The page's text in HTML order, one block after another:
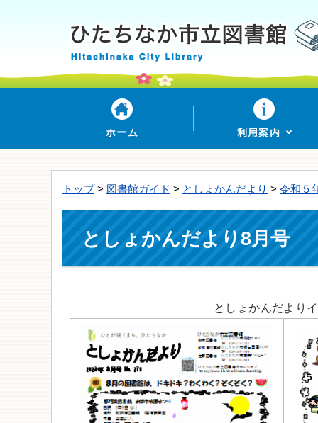
ホーム 利用案内
トップ> 図書館ガイド > としょかんだより > 令和５
としょかんだより8月号
としょかんだより